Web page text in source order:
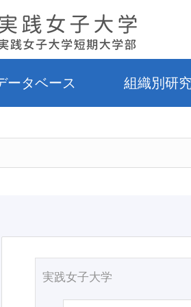
ータベース 組織別研
実践女子大学